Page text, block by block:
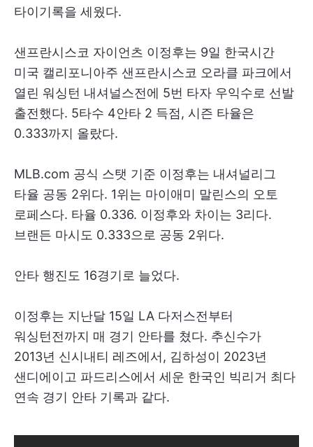
타이기록을 세웠다.
샌프란시스코 자이언츠 이정후는 9일 한국시간
미국 캘리포니아주 샌프란시스코 오라클 파크에서
열린 워싱턴 내셔널스전에 5번 타자 우익수로 선발
출전했다. 5타수 4안타 2 득점, 시즌 타율은
0.333까지 올랐다.
MLB.com 공식 스탯 기준 이정후는 내셔널리그
타율 공동 2위다. 1위는 마이애미 말린스의 오토
로페스다. 타율 0.336. 이정후와 차이는 3리다.
브랜든 마시도 0.333으로 공동 2위다.
안타 행진도 16경기로 늘었다.
이정후는 지난달 15일 LA 다저스전부터
워싱턴전까지 매 경기 안타를 쳤다. 추신수가
2013년 신시내티 레즈에서, 김하성이 2023년
샌디에이고 파드리스에서 세운 한국인 빅리거 최다
연속 경기 안타 기록과 같다.